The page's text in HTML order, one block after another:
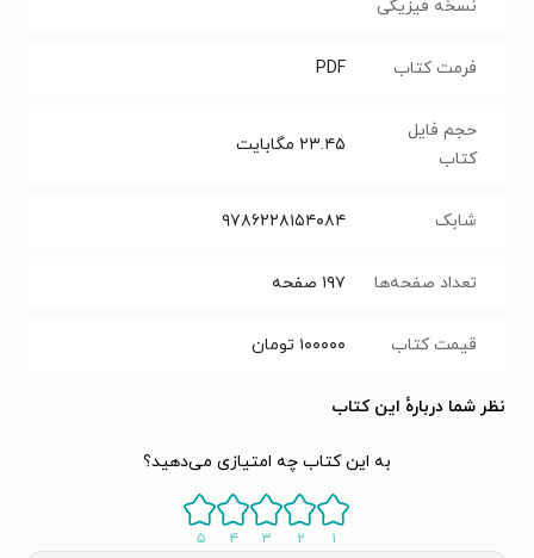
نسخه فیزیکی
فرمت کتاب PDF
حجم فایل
کتاب
۲۳.۴۵ مگابایت
شابک ۹۷۸۶۲۲۸۱۵۴۰۸۴
تعداد صفحه‌ها ۱۹۷ صفحه
قیمت کتاب ۱۰۰۰۰۰ تومان
نظر شما دربارهٔ این کتاب
به این کتاب چه امتیازی می‌دهید؟
۱ ۲ ۳ ۴ ۵